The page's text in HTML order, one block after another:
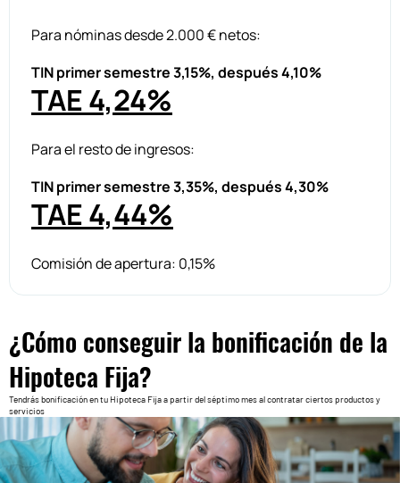
Para nóminas desde 2.000 € netos:
TIN primer semestre 3,15%, después 4,10%
TAE 4,24%
Para el resto de ingresos:
TIN primer semestre 3,35%, después 4,30%
TAE 4,44%
Comisión de apertura: 0,15%
¿Cómo conseguir la bonificación de la
Hipoteca Fija?
Tendrás bonificación en tu Hipoteca Fija a partir del séptimo mes al contratar ciertos productos y
servicios